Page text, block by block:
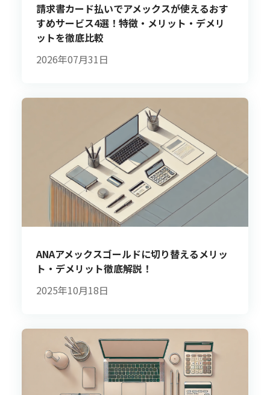
請求書カード払いでアメックスが使えるおす
すめサービス4選！特徴・メリット・デメリ
ットを徹底比較
2026年07月31日
ANAアメックスゴールドに切り替えるメリッ
ト・デメリット徹底解説！
2025年10月18日